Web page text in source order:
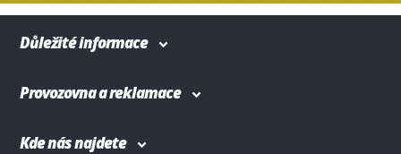
Důležité informace
Provozovna a reklamace
Kde nás najdete